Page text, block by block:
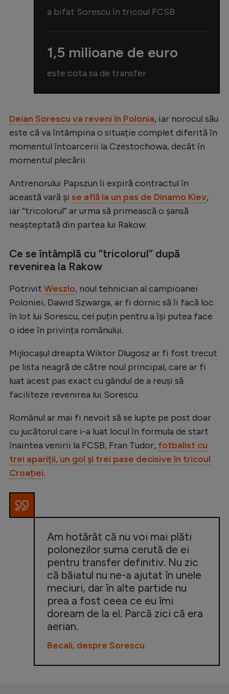
Intră în cont
a bifat Sorescu în tricoul FCSB
1,5 milioane de euro
este cota sa de transfer
Deian Sorescu va reveni în Polonia, iar norocul său
este că va întâmpina o situație complet diferită în
momentul întoarcerii la Czestochowa, decât în
momentul plecării
Antrenorului Papszun îi expiră contractul în
această vară și se află la un pas de Dinamo Kiev,
iar ”tricolorul” ar urma să primească o șansă
neașteptată din partea lui Rakow.
Ce se întâmplă cu ”tricolorul” după
revenirea la Rakow
Potrivit Weszlo, noul tehnician al campioanei
Poloniei, Dawid Szwarga, ar fi dornic să îi facă loc
în lot lui Sorescu, cel puțin pentru a își putea face
o idee în privința românului.
Mijlocașul dreapta Wiktor Dlugosz ar fi fost trecut
pe lista neagră de către noul principal, care ar fi
luat acest pas exact cu gândul de a reuși să
faciliteze revenirea lui Sorescu.
Românul ar mai fi nevoit să se lupte pe post doar
cu jucătorul care i-a luat locul în formula de start
înaintea venirii la FCSB, Fran Tudor, fotbalist cu
trei apariții, un gol și trei pase decisive în tricoul
Croației.
Am hotărât că nu voi mai plăti
polonezilor suma cerută de ei
pentru transfer definitiv. Nu zic
că băiatul nu ne-a ajutat în unele
meciuri, dar în alte partide nu
prea a fost ceea ce eu îmi
doream de la el. Parcă zici că era
aerian.
Becali, despre Sorescu